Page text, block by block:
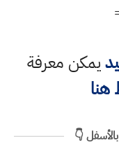
يمكن معرفة
هنا
👇